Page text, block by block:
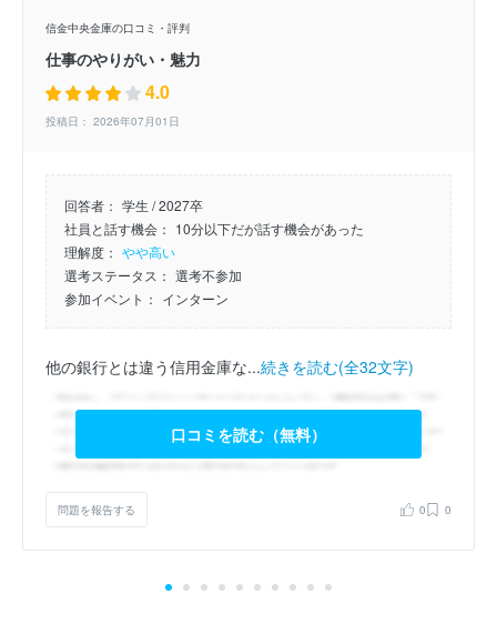
信金中央金庫の口コミ・評判
仕事のやりがい・魅力
4.0
投稿日： 2026年07月01日
回答者： 学生 / 2027卒
社員と話す機会： 10分以下だが話す機会があった
理解度： やや高い
選考ステータス： 選考不参加
参加イベント： インターン
他の銀行とは違う信用金庫な...続きを読む(全32文字)
口コミを読む（無料）
問題を報告する 0 0